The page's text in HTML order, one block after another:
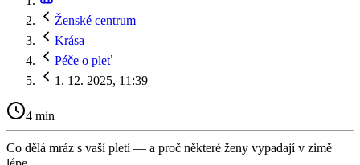
Ženské centrum
Krása
Péče o pleť
1. 12. 2025, 11:39
4 min
Co dělá mráz s vaší pletí — a proč některé ženy vypadají v zimě